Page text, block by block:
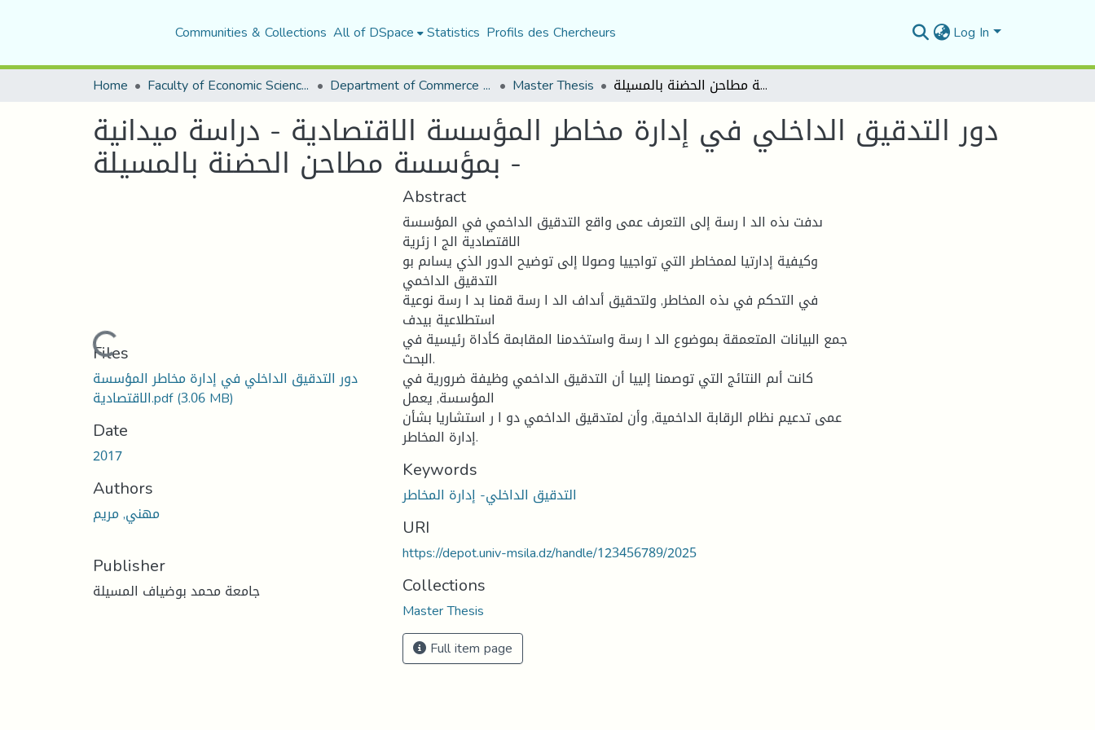
Communities & Collections All of DSpace Statistics Profils des Chercheurs Log In
Home Faculty of Economic Sciences, Commerce and Management Sciences Department of Commerce Science Master Thesis دور التدقيق الداخلي في إدارة مخاطر المؤسسة الاقتصادية - دراسة ميدانية بمؤسسة مطاحن الحضنة بالمسيلة -
دور التدقيق الداخلي في إدارة مخاطر المؤسسة الاقتصادية - دراسة ميدانية
بمؤسسة مطاحن الحضنة بالمسيلة -
Loading...
Files
دور التدقيق الداخلي في إدارة مخاطر المؤسسة
الاقتصادية.pdf(3.06 MB)
Date
2017
Authors
مهني, مريم
Publisher
جامعة محمد بوضياف المسيلة
Abstract
ىدفت ىذه الد ا رسة إلى التعرف عمى واقع التدقيق الداخمي في المؤسسة
الاقتصادية الج ا زئرية
وكيفية إدارتيا لممخاطر التي تواجييا وصولا إلى توضيح الدور الذي يساىم بو
التدقيق الداخمي
في التحكم في ىذه المخاطر, ولتحقيق أىداف الد ا رسة قمنا بد ا رسة نوعية
استطلاعية بيدف
جمع البيانات المتعمقة بموضوع الد ا رسة واستخدمنا المقابمة كأداة رئيسية في
البحث.
كانت أىم النتائج التي توصمنا إلييا أن التدقيق الداخمي وظيفة ضرورية في
المؤسسة, يعمل
عمى تدعيم نظام الرقابة الداخمية, وأن لمتدقيق الداخمي دو ا ر استشاريا بشأن
إدارة المخاطر.
Keywords
التدقيق الداخلي- إدارة المخاطر
URI
https://depot.univ-msila.dz/handle/123456789/2025
Collections
Master Thesis
Full item page